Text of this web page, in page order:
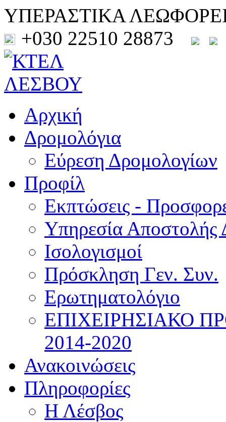
ΥΠΕΡΑΣΤΙΚΑ
+030 22510 28873
Αρχική
Δρομολόγια
Εύρεση Δρομολογίων
Προφίλ
Εκπτώσεις -
Υπηρεσία Αποστολής
Ισολογισμοί
Πρόσκληση Γεν. Συν.
Ερωτηματολόγιο
ΕΠΙΧΕΙΡΗΣΙΑΚΟ
2014-2020
Ανακοινώσεις
Πληροφορίες
Η Λέσβος